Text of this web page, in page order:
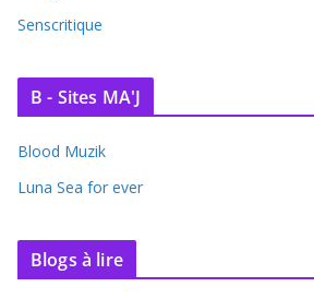
Senscritique
B - Sites MA'J
Blood Muzik
Luna Sea for ever
Blogs à lire